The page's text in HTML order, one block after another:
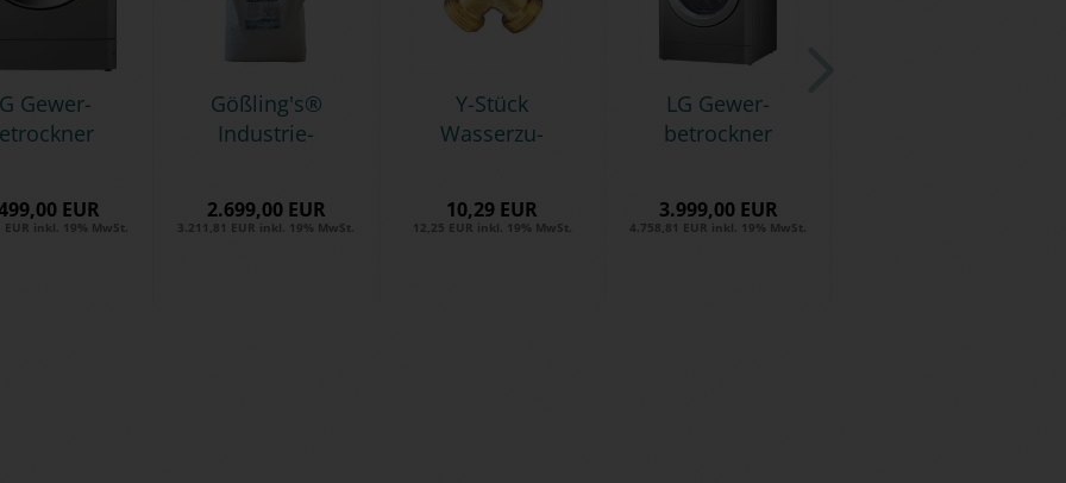
Ge­wer­
10kg...EUR
EUR inkl. 19% MwSt.
Göß­ling's®
In­dus­trie­
Clean...
2.699,00 EUR
3.211,81 EUR inkl. 19% MwSt.
Y-​Stück
Was­ser­zu­
Industrie-​​...
10,29 EUR
12,25 EUR inkl. 19% MwSt.
LG Ge­wer­
be­trock­ner
Abluft-​...
3.999,00 EUR
4.758,81 EUR inkl. 19% MwSt.